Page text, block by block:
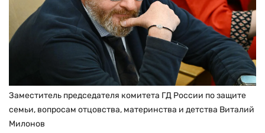
Заместитель председателя комитета ГД России по защите
семьи, вопросам отцовства, материнства и детства Виталий
Милонов